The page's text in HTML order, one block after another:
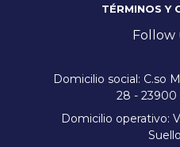
TÉRMINOS Y
Follow
Domicilio social: C.so
28 - 23900
Domicilio operativo: